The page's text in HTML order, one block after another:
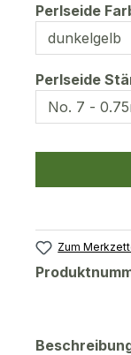
Perlseide
Perlseide
Zum